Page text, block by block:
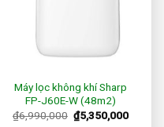
Máy lọc không khí Sharp
FP-J60E-W (48m2)
₫6,990,000 ₫5,350,000